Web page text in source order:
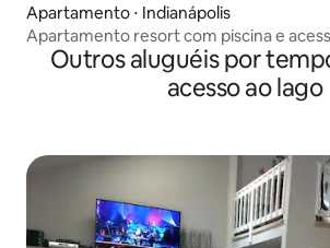
Apartamento ⋅ Indianápolis
Apartamento resort com piscina e
Outros aluguéis por
acesso ao lago